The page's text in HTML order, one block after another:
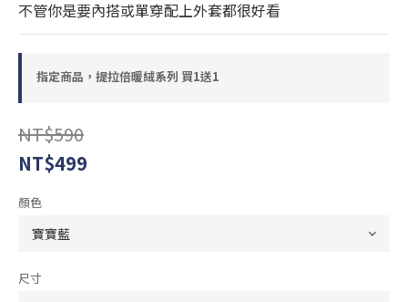
不管你是要內搭或單穿配上外套都很好看
指定商品，提拉倍暖絨系列 買1送1
NT$590
NT$499
顏色
尺寸